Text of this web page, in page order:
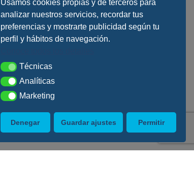
Usamos cookies propias y de terceros para
analizar nuestros servicios, recordar tus
preferencias y mostrarte publicidad según tu
perfil y hábitos de navegación.
TécnicasTécnicas
AnalíticasAnalíticas
MarketingMarketing
Denegar Guardar ajustes Permitir